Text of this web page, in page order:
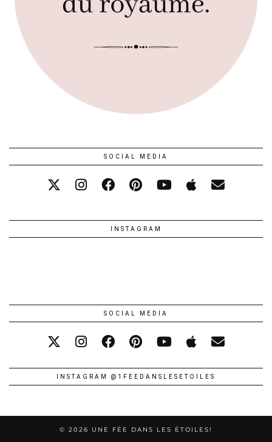
SOCIAL MEDIA
INSTAGRAM
SOCIAL MEDIA
INSTAGRAM @1FEEDANSLESETOILES
© 2026 UNE FÉE DANS LES ÉTOILES!